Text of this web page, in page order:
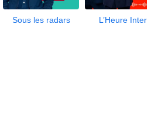
Sous les radars L’Heure Inter